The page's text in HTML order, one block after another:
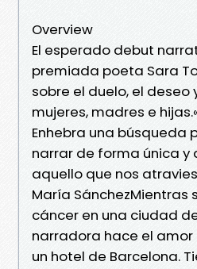
Overview
El esperado debut
premiada poeta Sara
sobre el duelo, el deseo
mujeres, madres e
Enhebra una búsqueda
narrar de forma única
aquello que nos
María SánchezMientras
cáncer en una ciudad
narradora hace el amor
un hotel de Barcelona.